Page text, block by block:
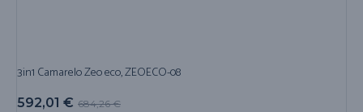
3in1 Camarelo Zeo eco, ZEOECO-08
684,26€
592,01 €